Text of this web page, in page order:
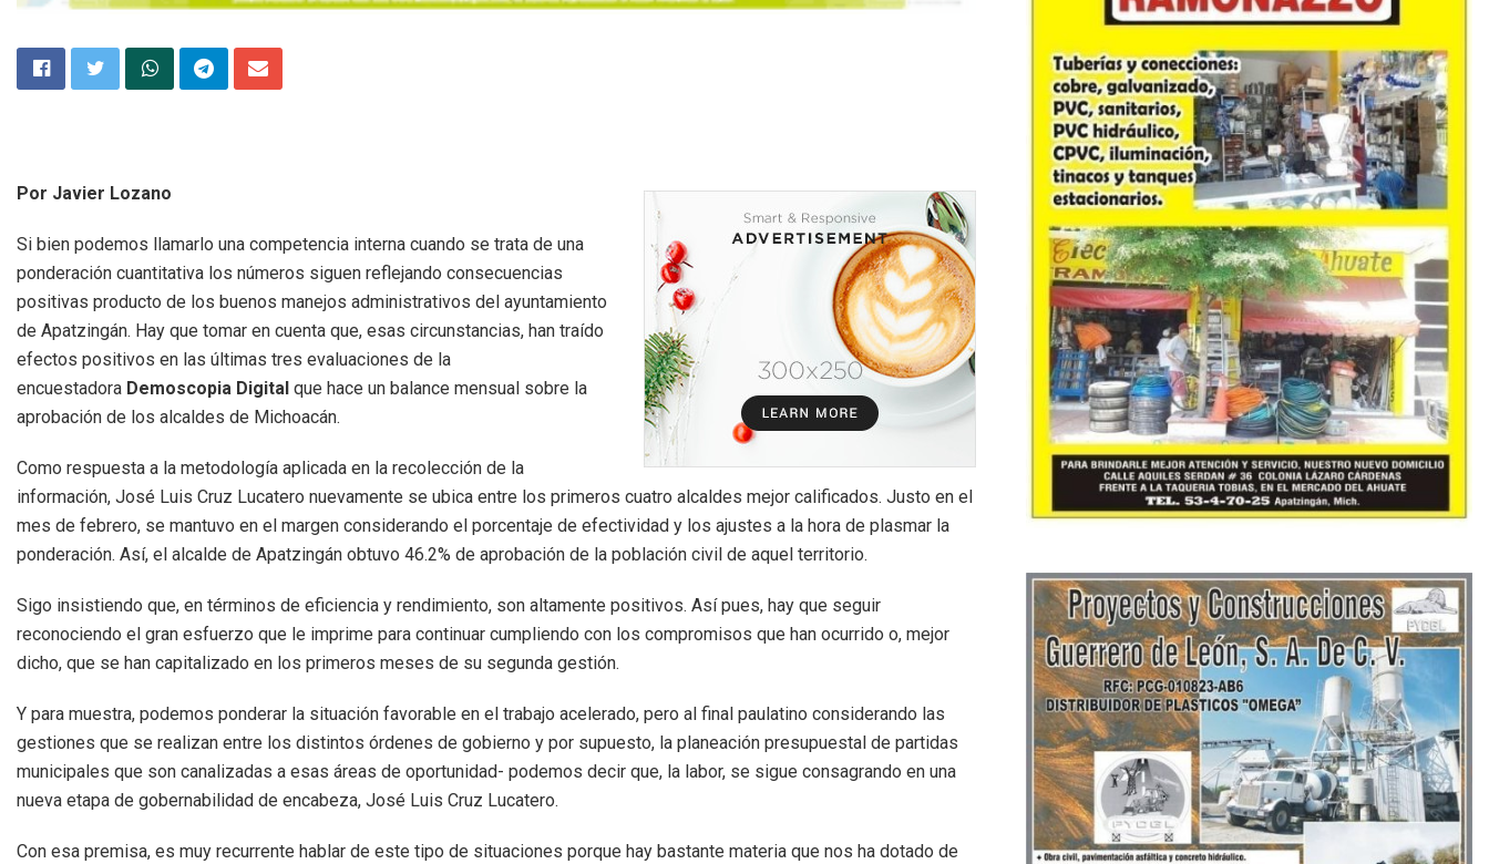
Por Javier Lozano
Si bien podemos llamarlo una competencia interna cuando se trata de una
ponderación cuantitativa los números siguen reflejando consecuencias
positivas producto de los buenos manejos administrativos del ayuntamiento
de Apatzingán. Hay que tomar en cuenta que, esas circunstancias, han traído
efectos positivos en las últimas tres evaluaciones de la
encuestadora Demoscopia Digital que hace un balance mensual sobre la
aprobación de los alcaldes de Michoacán.
Como respuesta a la metodología aplicada en la recolección de la
información, José Luis Cruz Lucatero nuevamente se ubica entre los primeros cuatro alcaldes mejor calificados. Justo en el
mes de febrero, se mantuvo en el margen considerando el porcentaje de efectividad y los ajustes a la hora de plasmar la
ponderación. Así, el alcalde de Apatzingán obtuvo 46.2% de aprobación de la población civil de aquel territorio.
Sigo insistiendo que, en términos de eficiencia y rendimiento, son altamente positivos. Así pues, hay que seguir
reconociendo el gran esfuerzo que le imprime para continuar cumpliendo con los compromisos que han ocurrido o, mejor
dicho, que se han capitalizado en los primeros meses de su segunda gestión.
Y para muestra, podemos ponderar la situación favorable en el trabajo acelerado, pero al final paulatino considerando las
gestiones que se realizan entre los distintos órdenes de gobierno y por supuesto, la planeación presupuestal de partidas
municipales que son canalizadas a esas áreas de oportunidad- podemos decir que, la labor, se sigue consagrando en una
nueva etapa de gobernabilidad de encabeza, José Luis Cruz Lucatero.
Con esa premisa, es muy recurrente hablar de este tipo de situaciones porque hay bastante materia que nos ha dotado de